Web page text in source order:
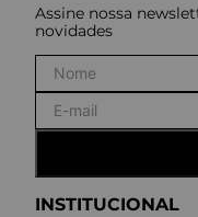
INSTITUCIONAL
Assine nossa
novidades